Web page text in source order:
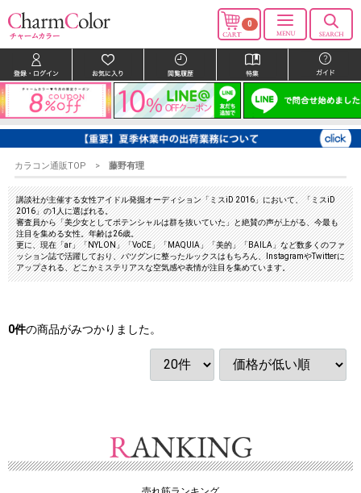
0
カラコン通販TOP 藤野有理
講談社が主催する女性アイドル発掘オーディション「ミスiD 2016」において、「ミスiD
2016」の1人に選ばれる。
審査員から「美少女としてポテンシャルは群を抜いていた」と絶賛の声が上がる、今最も
注目を集める女性。年齢は26歳。
更に、現在「ar」「NYLON」「VoCE」「MAQUIA」「美的」「BAILA」など数多くのファ
ッション誌で活躍しており、バツグンに整ったルックスはもちろん、InstagramやTwitterに
アップされる、どこかミステリアスな空気感や表情が注目を集めています。
0件の商品がみつかりました。